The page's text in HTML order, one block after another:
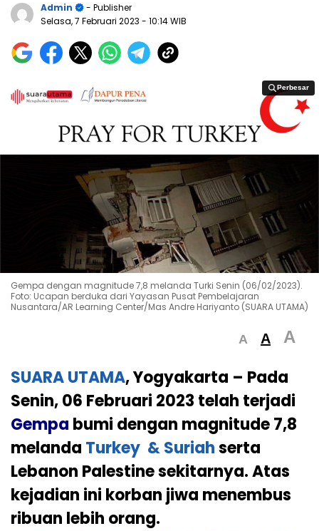
Admin
- Publisher
Selasa, 7 Februari 2023 - 10:14 WIB
Perbesar
Perbesar
Gempa dengan magnitude 7,8 melanda Turki Senin (06/02/2023).
Foto: Ucapan berduka dari Yayasan Pusat Pembelajaran
Nusantara/AR Learning Center/Mas Andre Hariyanto (SUARA UTAMA)
A A A
SUARA UTAMA, Yogyakarta – Pada
Senin, 06 Februari 2023 telah terjadi
Gempa bumi dengan magnitude 7,8
melanda Turkey & Suriahserta
Lebanon Palestine sekitarnya. Atas
kejadian ini korban jiwa menembus
ribuan lebih orang.